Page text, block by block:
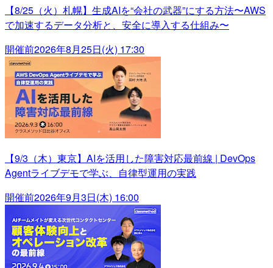
【8/25（火）札幌】生成AIを“会社の武器”にする方法〜AWS
で加速するデータ分析と、安全に導入する仕組み〜
開催前2026年8月25日(火) 17:30
【9/3（木）東京】AIを活用した障害対応最前線 | DevOps
Agentライブデモで学ぶ、自律型運用の実践
開催前2026年9月3日(木) 16:00